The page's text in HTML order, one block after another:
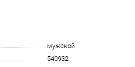
мужской
540932